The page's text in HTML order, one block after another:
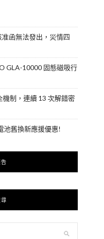
函無法發出，災情四
GLA-10000 固態磁吸行
制，連續 13 次解錯密
池舊換新應援優惠!